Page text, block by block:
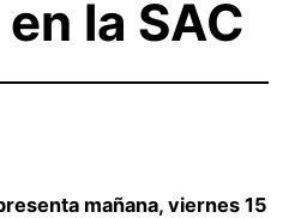
la SAC
mañana, viernes 15